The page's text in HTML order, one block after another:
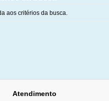
aos critérios da busca.
Atendimento